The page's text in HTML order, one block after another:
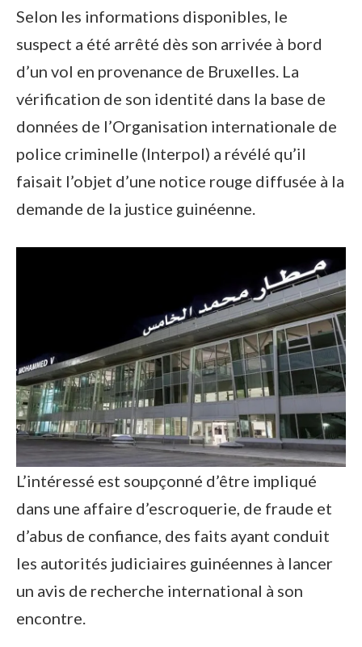
Selon les informations disponibles, le
suspect a été arrêté dès son arrivée à bord
d’un vol en provenance de Bruxelles. La
vérification de son identité dans la base de
données de l’Organisation internationale de
police criminelle (Interpol) a révélé qu’il
faisait l’objet d’une notice rouge diffusée à la
demande de la justice guinéenne.
L’intéressé est soupçonné d’être impliqué
dans une affaire d’escroquerie, de fraude et
d’abus de confiance, des faits ayant conduit
les autorités judiciaires guinéennes à lancer
un avis de recherche international à son
encontre.